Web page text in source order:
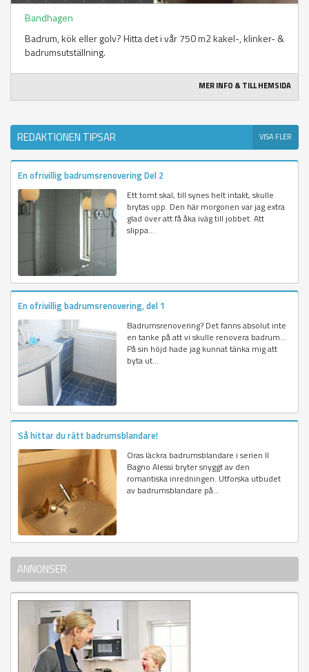
Bandhagen
Badrum, kök eller golv? Hitta det i vår 750 m2 kakel-, klinker- &
badrumsutställning.
MER INFO & TILL HEMSIDA
REDAKTIONEN TIPSAR VISA FLER
En ofrivillig badrumsrenovering Del 2
Ett tomt skal, till synes helt intakt, skulle
brytas upp. Den här morgonen var jag extra
glad över att få åka iväg till jobbet. Att
slippa...
En ofrivillig badrumsrenovering, del 1
Badrumsrenovering? Det fanns absolut inte
en tanke på att vi skulle renovera badrum...
På sin höjd hade jag kunnat tänka mig att
byta ut...
Så hittar du rätt badrumsblandare!
Oras läckra badrumsblandare i serien Il
Bagno Alessi bryter snyggt av den
romantiska inredningen. Utforska utbudet
av badrumsblandare på...
ANNONSER